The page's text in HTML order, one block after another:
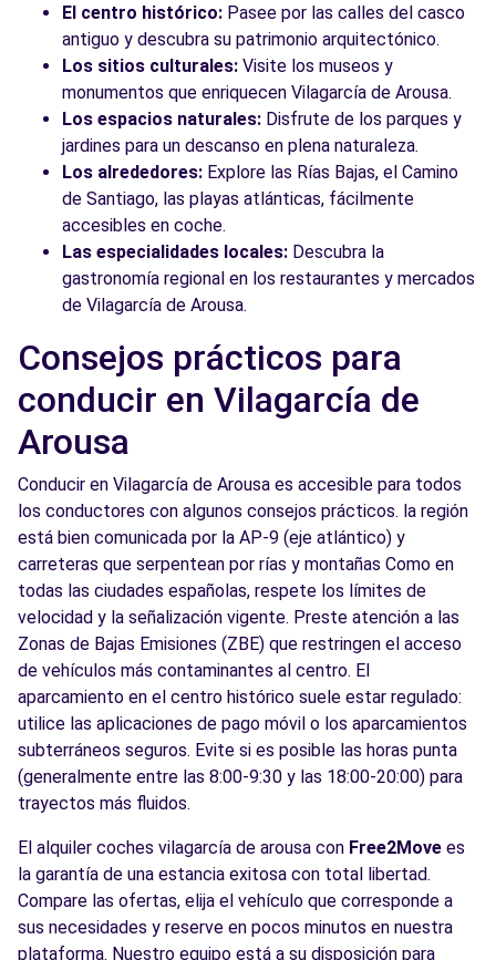
El centro histórico: Pasee por las calles del casco
antiguo y descubra su patrimonio arquitectónico.
Los sitios culturales: Visite los museos y
monumentos que enriquecen Vilagarcía de Arousa.
Los espacios naturales: Disfrute de los parques y
jardines para un descanso en plena naturaleza.
Los alrededores: Explore las Rías Bajas, el Camino
de Santiago, las playas atlánticas, fácilmente
accesibles en coche.
Las especialidades locales: Descubra la
gastronomía regional en los restaurantes y mercados
de Vilagarcía de Arousa.
Consejos prácticos para
conducir en Vilagarcía de
Arousa
Conducir en Vilagarcía de Arousa es accesible para todos
los conductores con algunos consejos prácticos. la región
está bien comunicada por la AP-9 (eje atlántico) y
carreteras que serpentean por rías y montañas Como en
todas las ciudades españolas, respete los límites de
velocidad y la señalización vigente. Preste atención a las
Zonas de Bajas Emisiones (ZBE) que restringen el acceso
de vehículos más contaminantes al centro. El
aparcamiento en el centro histórico suele estar regulado:
utilice las aplicaciones de pago móvil o los aparcamientos
subterráneos seguros. Evite si es posible las horas punta
(generalmente entre las 8:00-9:30 y las 18:00-20:00) para
trayectos más fluidos.
El alquiler coches vilagarcía de arousa con Free2Move es
la garantía de una estancia exitosa con total libertad.
Compare las ofertas, elija el vehículo que corresponde a
sus necesidades y reserve en pocos minutos en nuestra
plataforma. Nuestro equipo está a su disposición para